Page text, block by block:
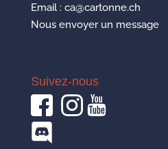
Email : ca@cartonne.ch
Nous envoyer un message
Suivez-nous